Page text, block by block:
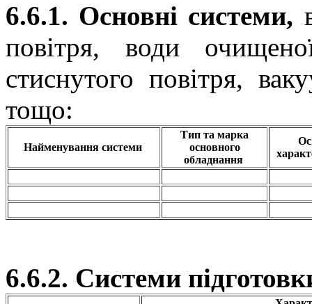
6.6.1. Основні системи,
повітря, води
стиснутого повітря,
тощо:
Найменування системи
Тип та марка
основного
обладнання
6.6.2. Системи